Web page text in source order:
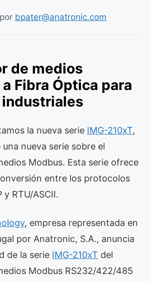
por bpater@anatronic.com
de medios
a Fibra Óptica para
la nueva serie IMG-210xT,
nueva serie sobre el
Modbus. Esta serie ofrece
entre los protocolos
y RTU/ASCII.
, empresa representada en
por Anatronic, S.A., anuncia
de la serie IMG-210xT del
Modbus RS232/422/485